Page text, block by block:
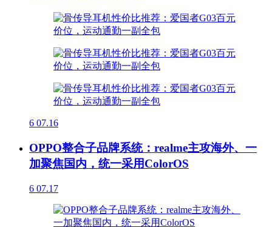
6 07.16
OPPO整合子品牌系统：realme主攻海外、一
加聚焦国内，统一采用ColorOS
6 07.17